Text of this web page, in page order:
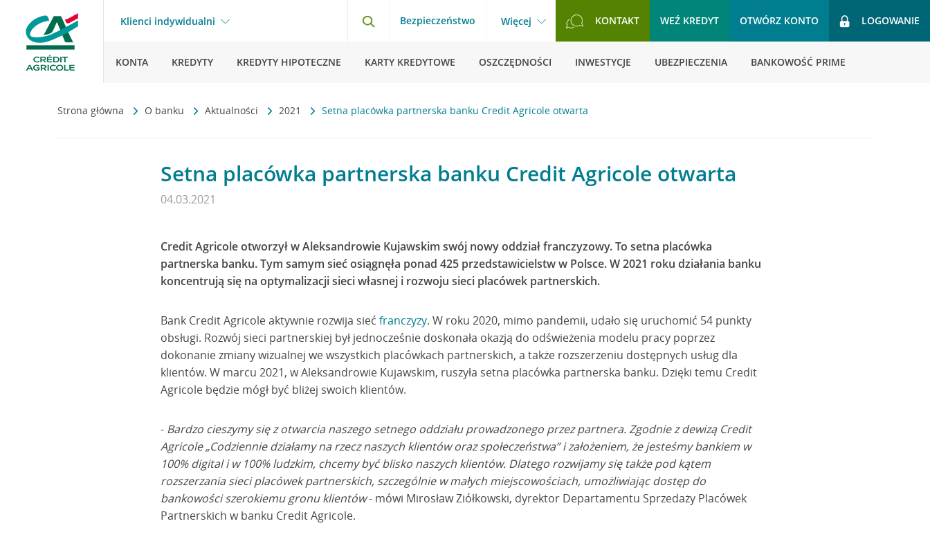
Klienci indywidualni Bezpieczeństwo Więcej KONTAKT WEŹ KREDYT OTWÓRZ KONTO LOGOWANIE
KONTA KREDYTY KREDYTY HIPOTECZNE KARTY KREDYTOWE OSZCZĘDNOŚCI INWESTYCJE UBEZPIECZENIA BANKOWOŚĆ PRIME
Strona główna O banku Aktualności 2021 Setna placówka partnerska banku Credit Agricole otwarta
Setna placówka partnerska banku Credit Agricole otwarta
04.03.2021
Credit Agricole otworzył w Aleksandrowie Kujawskim swój nowy oddział franczyzowy. To setna placówka
partnerska banku. Tym samym sieć osiągnęła ponad 425 przedstawicielstw w Polsce. W 2021 roku działania banku
koncentrują się na optymalizacji sieci własnej i rozwoju sieci placówek partnerskich.
Bank Credit Agricole aktywnie rozwija sieć franczyzy. W roku 2020, mimo pandemii, udało się uruchomić 54 punkty
obsługi. Rozwój sieci partnerskiej był jednocześnie doskonała okazją do odświeżenia modelu pracy poprzez
dokonanie zmiany wizualnej we wszystkich placówkach partnerskich, a także rozszerzeniu dostępnych usług dla
klientów. W marcu 2021, w Aleksandrowie Kujawskim, ruszyła setna placówka partnerska banku. Dzięki temu Credit
Agricole będzie mógł być bliżej swoich klientów.
- Bardzo cieszymy się z otwarcia naszego setnego oddziału prowadzonego przez partnera. Zgodnie z dewizą Credit
Agricole „Codziennie działamy na rzecz naszych klientów oraz społeczeństwa” i założeniem, że jesteśmy bankiem w
100% digital i w 100% ludzkim, chcemy być blisko naszych klientów. Dlatego rozwijamy się także pod kątem
rozszerzania sieci placówek partnerskich, szczególnie w małych miejscowościach, umożliwiając dostęp do
bankowości szerokiemu gronu klientów- mówi Mirosław Ziółkowski, dyrektor Departamentu Sprzedaży Placówek
Partnerskich w banku Credit Agricole.